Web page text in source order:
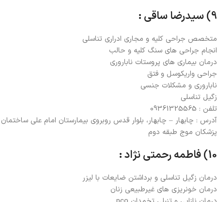
9) سیدرضا ساقی :
متخصص جراحی کلیه و مجاری ادراری تناسلی
انجام جراحی های سنگ کلیه و حالب
درمان بیماری های پروستات ناباروری
جراحی واریکوسل و فتق
ناباروری و مشکلات جنسی
زگیل تناسلی
تلفن : 09361325565
آدرس : چابهار – چابهار، بلوار قدس روبروی بیمارستان امام علی ساختمان
پزشکان موج طبقه دوم
10) فاطمه رحمتی نژاد :
درمان زگیل تناسلی و برداشتن ضایعات با لیزر
درمان خونریزی های غیرطبیعی زنان